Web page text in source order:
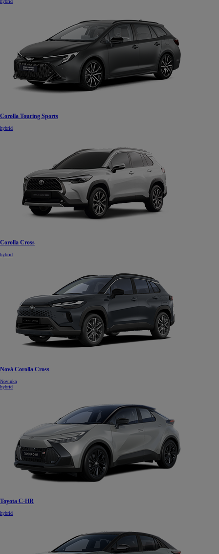
hybrid
Corolla Touring Sports
hybrid
Corolla Cross
hybrid
Nová Corolla Cross
Novinka
hybrid
Toyota C-HR
hybrid